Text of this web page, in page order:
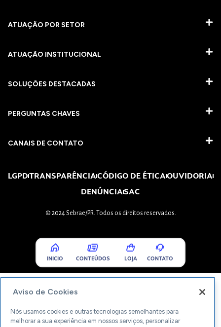
ATUAÇÃO POR SETOR
ATUAÇÃO INSTITUCIONAL
SOLUÇÕES DESTACADAS
PERGUNTAS CHAVES​
CANAIS DE CONTATO
LGPDTRANSPARÊNCIACÓDIGO DE ÉTICAOUVIDORIA
DENÚNCIASAC
© 2024 Sebrae/PR. Todos os direitos reservados.
INICIO CONTEÚDOS LOJA CONTATO
Aviso de Cookies
Nós usamos cookies e outras tecnologias semelhantes para
melhorar a sua experiência em nossos serviços, personalizar